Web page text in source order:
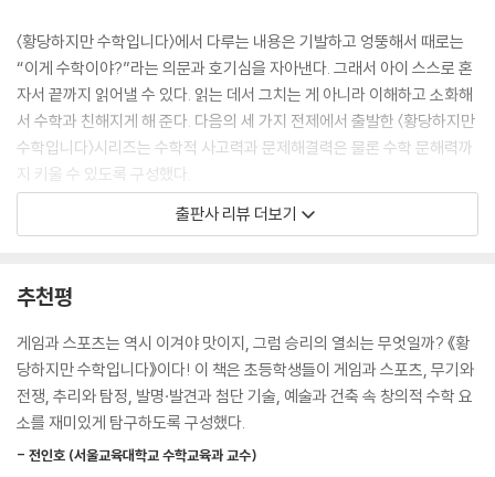
〈황당하지만 수학입니다〉에서 다루는 내용은 기발하고 엉뚱해서 때로는
“이게 수학이야?”라는 의문과 호기심을 자아낸다. 그래서 아이 스스로 혼
자서 끝까지 읽어낼 수 있다. 읽는 데서 그치는 게 아니라 이해하고 소화해
서 수학과 친해지게 해 준다. 다음의 세 가지 전제에서 출발한 〈황당하지만
수학입니다〉시리즈는 수학적 사고력과 문제해결력은 물론 수학 문해력까
지 키울 수 있도록 구성했다.
리 가까이, 어디에나 있다. 아침에 일어나 잠들 때가지 우리가 접하는 모든
것에 수학 공식과 원리가 숨어 있다.
2. 수학 역시 엉뚱한 상상에서 출발했다!
해해 보려는 호기심과 보다 우리 생활을 편리하게 하고 복잡한 것을 간단
출판사 리뷰 더보기
추천평
게임과 스포츠는 역시 이겨야 맛이지, 그럼 승리의 열쇠는 무엇일까? 《황
당하지만 수학입니다》이다! 이 책은 초등학생들이 게임과 스포츠, 무기와
전쟁, 추리와 탐정, 발명·발견과 첨단 기술, 예술과 건축 속 창의적 수학 요
소를 재미있게 탐구하도록 구성했다.
- 전인호 (서울교육대학교 수학교육과 교수)